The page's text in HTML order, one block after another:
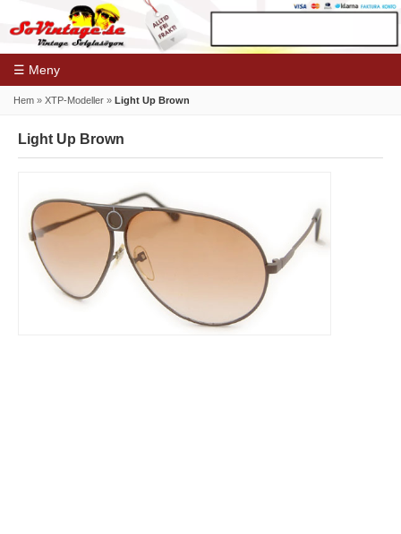
☰ Meny
Hem » XTP-Modeller » Light Up Brown
Light Up Brown